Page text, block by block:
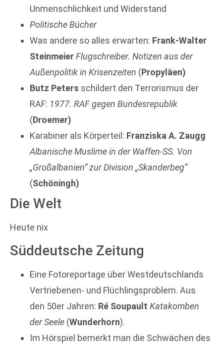
Unmenschlichkeit und Widerstand
Politische Bücher
Was andere so alles erwarten: Frank-Walter
SteinmeierFlugschreiber. Notizen aus der
Außenpolitik in Krisenzeiten (Propyläen)
Butz Peters schildert den Terrorismus der
RAF: 1977. RAF gegen Bundesrepublik
(Droemer)
Karabiner als Körperteil: Franziska A. Zaugg
Albanische Muslime in der Waffen-SS. Von
„Großalbanien“ zur Division „Skanderbeg“
(Schöningh)
Die Welt
Heute nix
Süddeutsche Zeitung
Eine Fotoreportage über Westdeutschlands
Vertriebenen- und Flüchlingsproblem. Aus
den 50er Jahren: Ré Soupault Katakomben
der Seele (Wunderhorn).
Im Hörspiel bemerkt man die Schwächen des